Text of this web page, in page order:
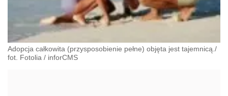
Adopcja całkowita (przysposobienie pełne) objęta jest tajemnicą./
fot. Fotolia / inforCMS